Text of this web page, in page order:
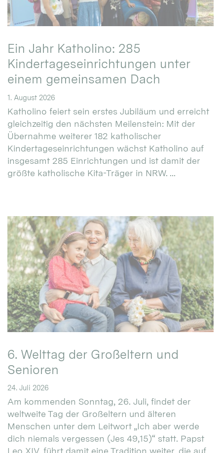
Ein Jahr Katholino: 285
Kindertageseinrichtungen unter
einem gemeinsamen Dach
1. August 2026
Katholino feiert sein erstes Jubiläum und erreicht
gleichzeitig den nächsten Meilenstein: Mit der
Übernahme weiterer 182 katholischer
Kindertageseinrichtungen wächst Katholino auf
insgesamt 285 Einrichtungen und ist damit der
größte katholische Kita-Träger in NRW. ...
6. Welttag der Großeltern und
Senioren
24. Juli 2026
Am kommenden Sonntag, 26. Juli, findet der
weltweite Tag der Großeltern und älteren
Menschen unter dem Leitwort „Ich aber werde
dich niemals vergessen (Jes 49,15)“ statt. Papst